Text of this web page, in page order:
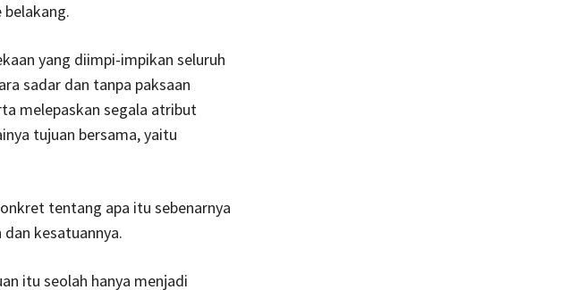
yang diimpi-impikan seluruh
sadar dan tanpa paksaan
melepaskan segala atribut
tujuan bersama, yaitu
tentang apa itu sebenarnya
kesatuannya.
itu seolah hanya menjadi